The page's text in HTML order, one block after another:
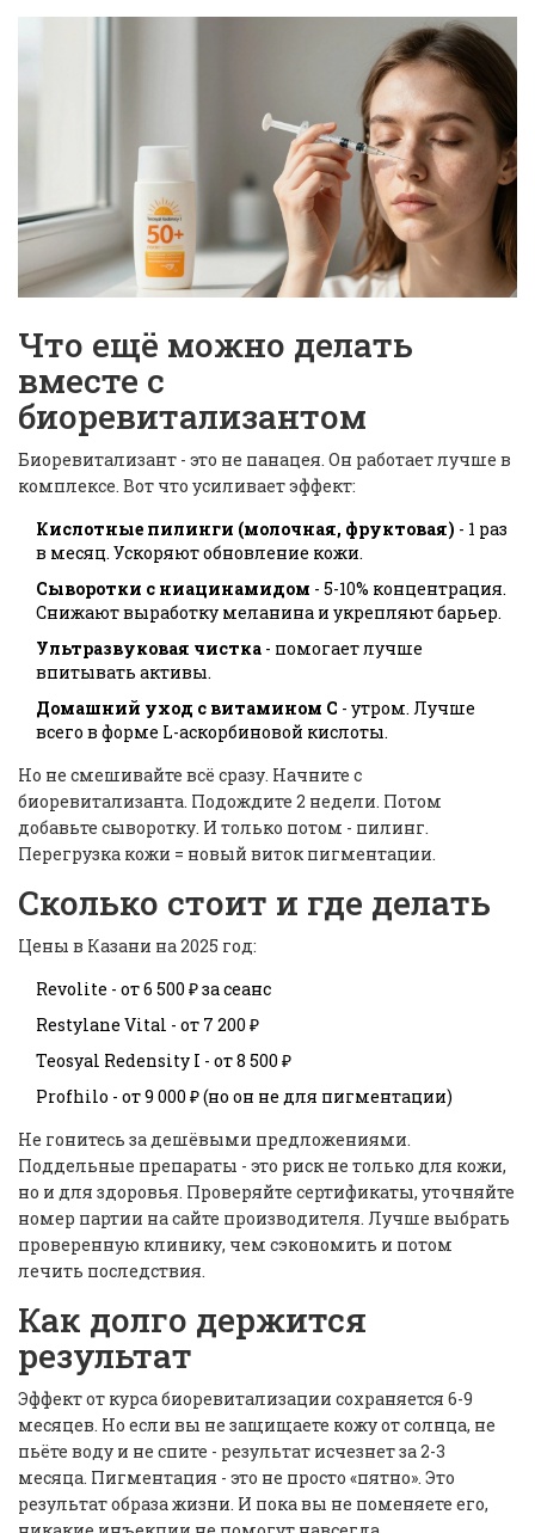
Что ещё можно делать
вместе с
биоревитализантом
Биоревитализант - это не панацея. Он работает лучше в
комплексе. Вот что усиливает эффект:
Кислотные пилинги (молочная, фруктовая) - 1 раз
в месяц. Ускоряют обновление кожи.
Сыворотки с ниацинамидом - 5-10% концентрация.
Снижают выработку меланина и укрепляют барьер.
Ультразвуковая чистка - помогает лучше
впитывать активы.
Домашний уход с витамином С - утром. Лучше
всего в форме L-аскорбиновой кислоты.
Но не смешивайте всё сразу. Начните с
биоревитализанта. Подождите 2 недели. Потом
добавьте сыворотку. И только потом - пилинг.
Перегрузка кожи = новый виток пигментации.
Сколько стоит и где делать
Цены в Казани на 2025 год:
Revolite - от 6 500 ₽ за сеанс
Restylane Vital - от 7 200 ₽
Teosyal Redensity I - от 8 500 ₽
Profhilo - от 9 000 ₽ (но он не для пигментации)
Не гонитесь за дешёвыми предложениями.
Поддельные препараты - это риск не только для кожи,
но и для здоровья. Проверяйте сертификаты, уточняйте
номер партии на сайте производителя. Лучше выбрать
проверенную клинику, чем сэкономить и потом
лечить последствия.
Как долго держится
результат
Эффект от курса биоревитализации сохраняется 6-9
месяцев. Но если вы не защищаете кожу от солнца, не
пьёте воду и не спите - результат исчезнет за 2-3
месяца. Пигментация - это не просто «пятно». Это
результат образа жизни. И пока вы не поменяете его,